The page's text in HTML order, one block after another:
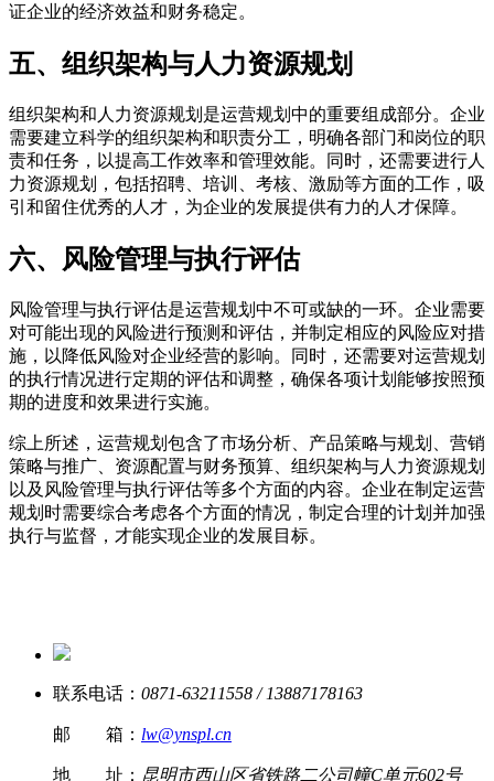
证企业的经济效益和财务稳定。
五、组织架构与人力资源规划
组织架构和人力资源规划是运营规划中的重要组成部分。企业
需要建立科学的组织架构和职责分工，明确各部门和岗位的职
责和任务，以提高工作效率和管理效能。同时，还需要进行人
力资源规划，包括招聘、培训、考核、激励等方面的工作，吸
引和留住优秀的人才，为企业的发展提供有力的人才保障。
六、风险管理与执行评估
风险管理与执行评估是运营规划中不可或缺的一环。企业需要
对可能出现的风险进行预测和评估，并制定相应的风险应对措
施，以降低风险对企业经营的影响。同时，还需要对运营规划
的执行情况进行定期的评估和调整，确保各项计划能够按照预
期的进度和效果进行实施。
综上所述，运营规划包含了市场分析、产品策略与规划、营销
策略与推广、资源配置与财务预算、组织架构与人力资源规划
以及风险管理与执行评估等多个方面的内容。企业在制定运营
规划时需要综合考虑各个方面的情况，制定合理的计划并加强
执行与监督，才能实现企业的发展目标。
联系电话： 0871-63211558 / 13887178163
邮 箱： lw@ynspl.cn
地 址： 昆明市西山区省铁路二公司幢C单元602号